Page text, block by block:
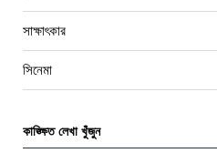
সাক্ষাৎকার
সিনেমা
কাঙ্ক্ষিত লেখা খুঁজুন